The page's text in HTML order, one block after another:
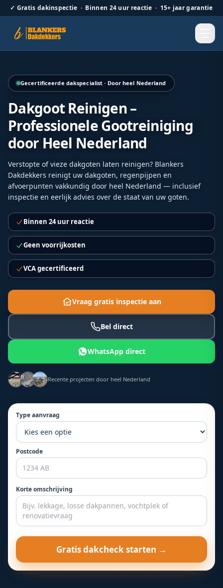
✓ Gratis dakinspectie · Binnen 24 uur reactie · 15+ jaar garantie
Gecertificeerde dakspecialist · Door heel Nederland
Dakgoot Reinigen –
Professionele Gootreiniging
door Heel Nederland
Verstopte of vieze dakgoten laten reinigen? Blankers
Dakdekkers reinigt uw dakgoten, regenpijpen en
afvoerpunten vakkundig door heel Nederland — inclusief
inspectie en eerlijk advies over de staat van uw goten.
Binnen 24 uur reactie
Geen voorrijkosten
VCA gecertificeerd
Vraag gratis inspectie aan
Bel direct
WhatsApp direct
Recente projecten door heel Nederland
Type aanvraag
Postcode
Korte omschrijving
Gratis dakcheck starten →